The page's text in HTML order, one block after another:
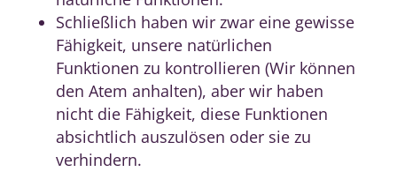
Schließlich haben wir zwar eine gewisse
Fähigkeit, unsere natürlichen
Funktionen zu kontrollieren (Wir können
den Atem anhalten), aber wir haben
nicht die Fähigkeit, diese Funktionen
absichtlich auszulösen oder sie zu
verhindern.